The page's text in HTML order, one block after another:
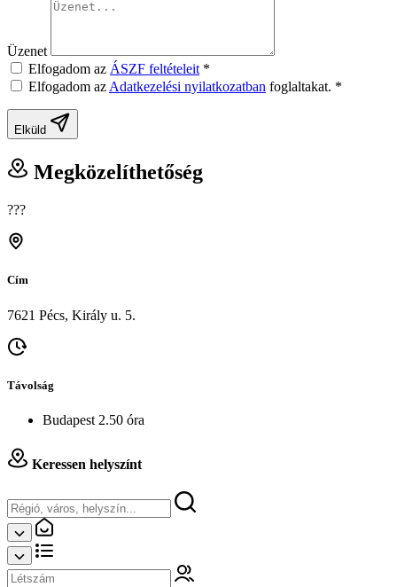
Üzenet
Elfogadom az ÁSZF feltételeit *
Elfogadom azAdatkezelési nyilatkozatban foglaltakat. *
Elküld
Megközelíthetőség
???
Cím
7621 Pécs, Király u. 5.
Távolság
Budapest 2.50 óra
Keressen helyszínt